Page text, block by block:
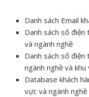
Danh sách Email
Danh sách số
và ngành nghề
Danh sách số
ngành nghề và khu
Database khách
vực và ngành nghề